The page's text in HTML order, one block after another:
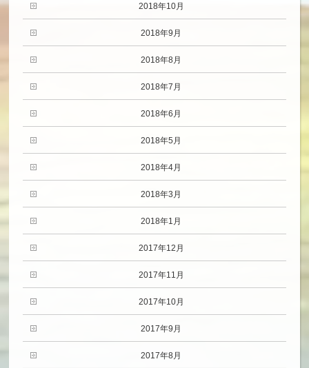
2018年10月
2018年9月
2018年8月
2018年7月
2018年6月
2018年5月
2018年4月
2018年3月
2018年1月
2017年12月
2017年11月
2017年10月
2017年9月
2017年8月